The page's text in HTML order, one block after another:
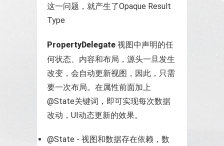
这一问题，就产生了Opaque Result
Type
PropertyDelegate 视图中声明的任
何状态、内容和布局，源头一旦发生
改变，会自动更新视图，因此，只需
要一次布局。在属性前面加上
@State关键词，即可实现每次数据
改动，UI动态更新的效果。
@State - 视图和数据存在依赖，数